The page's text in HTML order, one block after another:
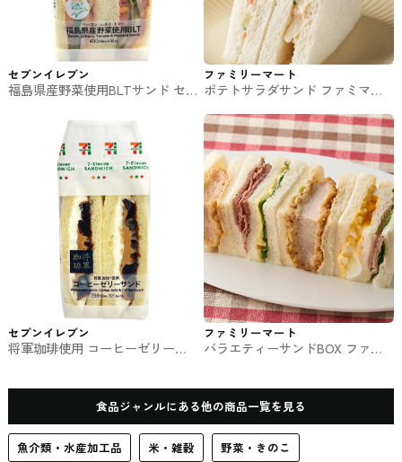
セブンイレブン
福島県産野菜使用BLTサンド セ
ファミリーマート
ポテトサラダサンド ファミマの
セブンイレブン
将軍珈琲使用 コーヒーゼリーサ
ファミリーマート
バラエティーサンドBOX ファミ
食品ジャンルにある他の商品一覧を見る
魚介類・水産加工品 米・雑穀 野菜・きのこ